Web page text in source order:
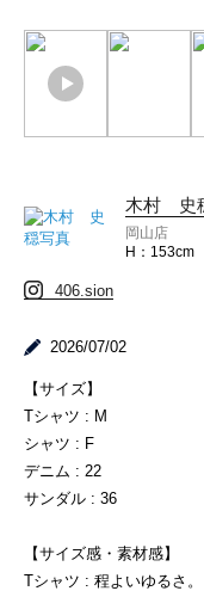
木村 史
岡山店
153cm
406.sion
2026/07/02
【サイズ】
Tシャツ : M
シャツ : F
デニム : 22
サンダル : 36
【サイズ感・素材感】
Tシャツ : 程よいゆるさ。